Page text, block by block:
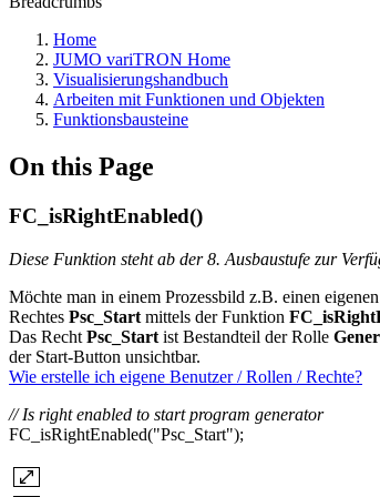
Home
JUMO variTRON Home
Visualisierungshandbuch
Arbeiten mit Funktionen und Objekten
Funktionsbausteine
On this Page
FC_isRightEnabled()
Diese Funktion steht ab der 8. Ausbaustufe zur
Möchte man in einem Prozessbild z.B. einen
Rechtes Psc_Start mittels der Funktion
Das Recht Psc_Start ist Bestandteil der Rolle
der Start-Button unsichtbar.
Wie erstelle ich eigene Benutzer / Rollen / Rechte?
// Is right enabled to start program generator
FC_isRightEnabled("Psc_Start");